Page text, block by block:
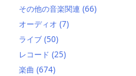
その他の音楽関連 (66)
オーディオ (7)
ライブ (50)
レコード (25)
楽曲 (674)